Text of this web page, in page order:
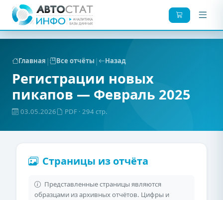
Главная | Все отчёты | Назад
Регистрации новых
пикапов — Февраль 2025
03.05.2026 PDF · 294 стр.
Страницы из отчёта
Представленные страницы являются
образцами из архивных отчётов. Цифры и